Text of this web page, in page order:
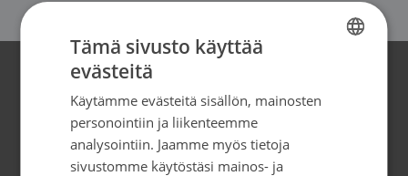
Artikkelien
sivutus
Yhteystiedot
Suomen Syöpäpotilaat ry
Globaalikeskus, 7. kerros
SWEDISH
Tämä sivusto käyttää
evästeitä
Käytämme evästeitä sisällön, mainosten
personointiin ja liikenteemme
analysointiin. Jaamme myös tietoja
sivustomme käytöstäsi mainos- ja